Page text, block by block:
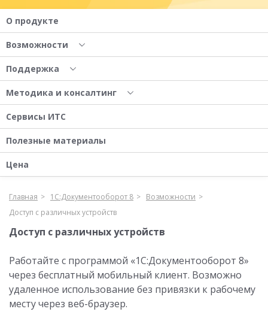
О продукте
Возможности
Поддержка
Методика и консалтинг
Сервисы ИТС
Полезные материалы
Цена
Главная 1С:Документооборот 8
Возможности
Доступ с различных устройств
Доступ с различных устройств
Работайте с программой «1С:Документооборот 8»
через бесплатный мобильный клиент. Возможно
удаленное использование без привязки к рабочему
месту через веб-браузер.